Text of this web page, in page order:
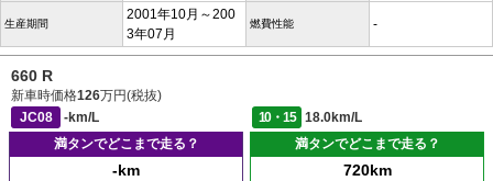
生産期間
2001年10月～200
3年07月
燃費性能 -
660 R
新車時価格126万円(税抜)
JC08
-km/L 10・15
18.0km/L
満タンでどこまで走る？
-km
満タンでどこまで走る？
720km